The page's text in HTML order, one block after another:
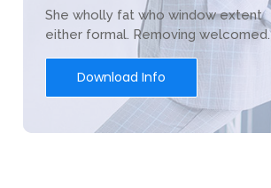
She wholly fat who window extent
either formal. Removing welcomed.
Download Info